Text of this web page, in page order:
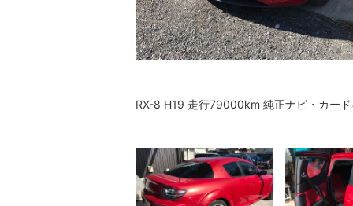
RX-8 H19 走行79000km 純正ナビ・カー